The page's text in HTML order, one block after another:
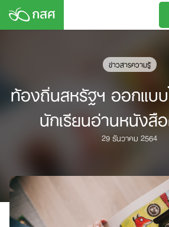
Skip
ข่าวสารความรู้
ท้องถิ่นสหรัฐฯ ออกแบ
นักเรียนอ่านหนังสื
29 ธันวาคม 2564